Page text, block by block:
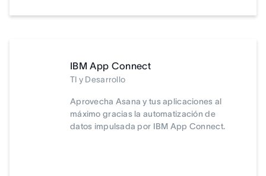
IBM App Connect
TI y Desarrollo
Aprovecha Asana y tus aplicaciones al
máximo gracias la automatización de
datos impulsada por IBM App Connect.